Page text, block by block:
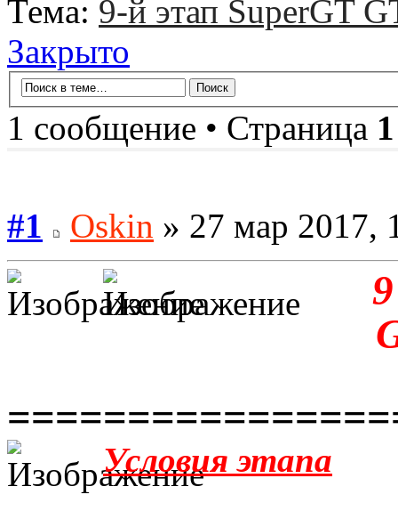
Тема: 9-й этап SuperGT
Закрыто
1 сообщение • Страница 1
#1 Oskin » 27 мар 2017,
Условия этапа